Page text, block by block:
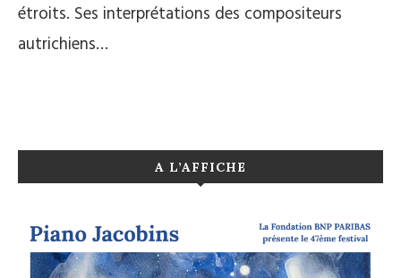
étroits. Ses interprétations des compositeurs
autrichiens…
A L’AFFICHE